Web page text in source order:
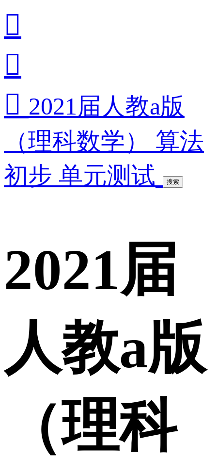


 2021届人教a版
（理科数学） 算法
初步 单元测试
搜索
2021届
人教a版
（理科